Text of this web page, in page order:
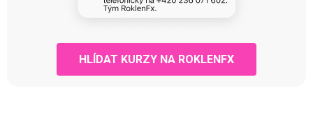
HLÍDAT KURZY NA ROKLENFX